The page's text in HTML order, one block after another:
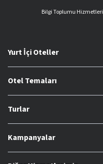
Bilgi Toplumu Hizmetleri
Yurt İçi Oteller
Otel Temaları
Turlar
Kampanyalar